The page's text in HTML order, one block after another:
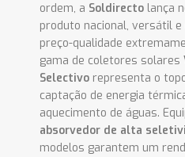
ordem, a Soldirecto lança
produto nacional, versátil
preço-qualidade
gama de coletores solares
Selectivo representa o
captação de energia
aquecimento de águas.
absorvedor de alta
modelos garantem um